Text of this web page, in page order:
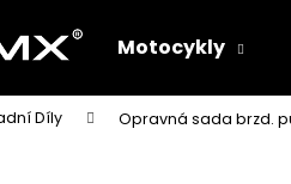
Motocykly
Díly Opravná sada brzd.